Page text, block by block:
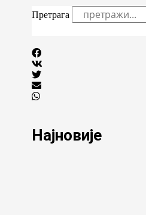
Претрага
Најновије